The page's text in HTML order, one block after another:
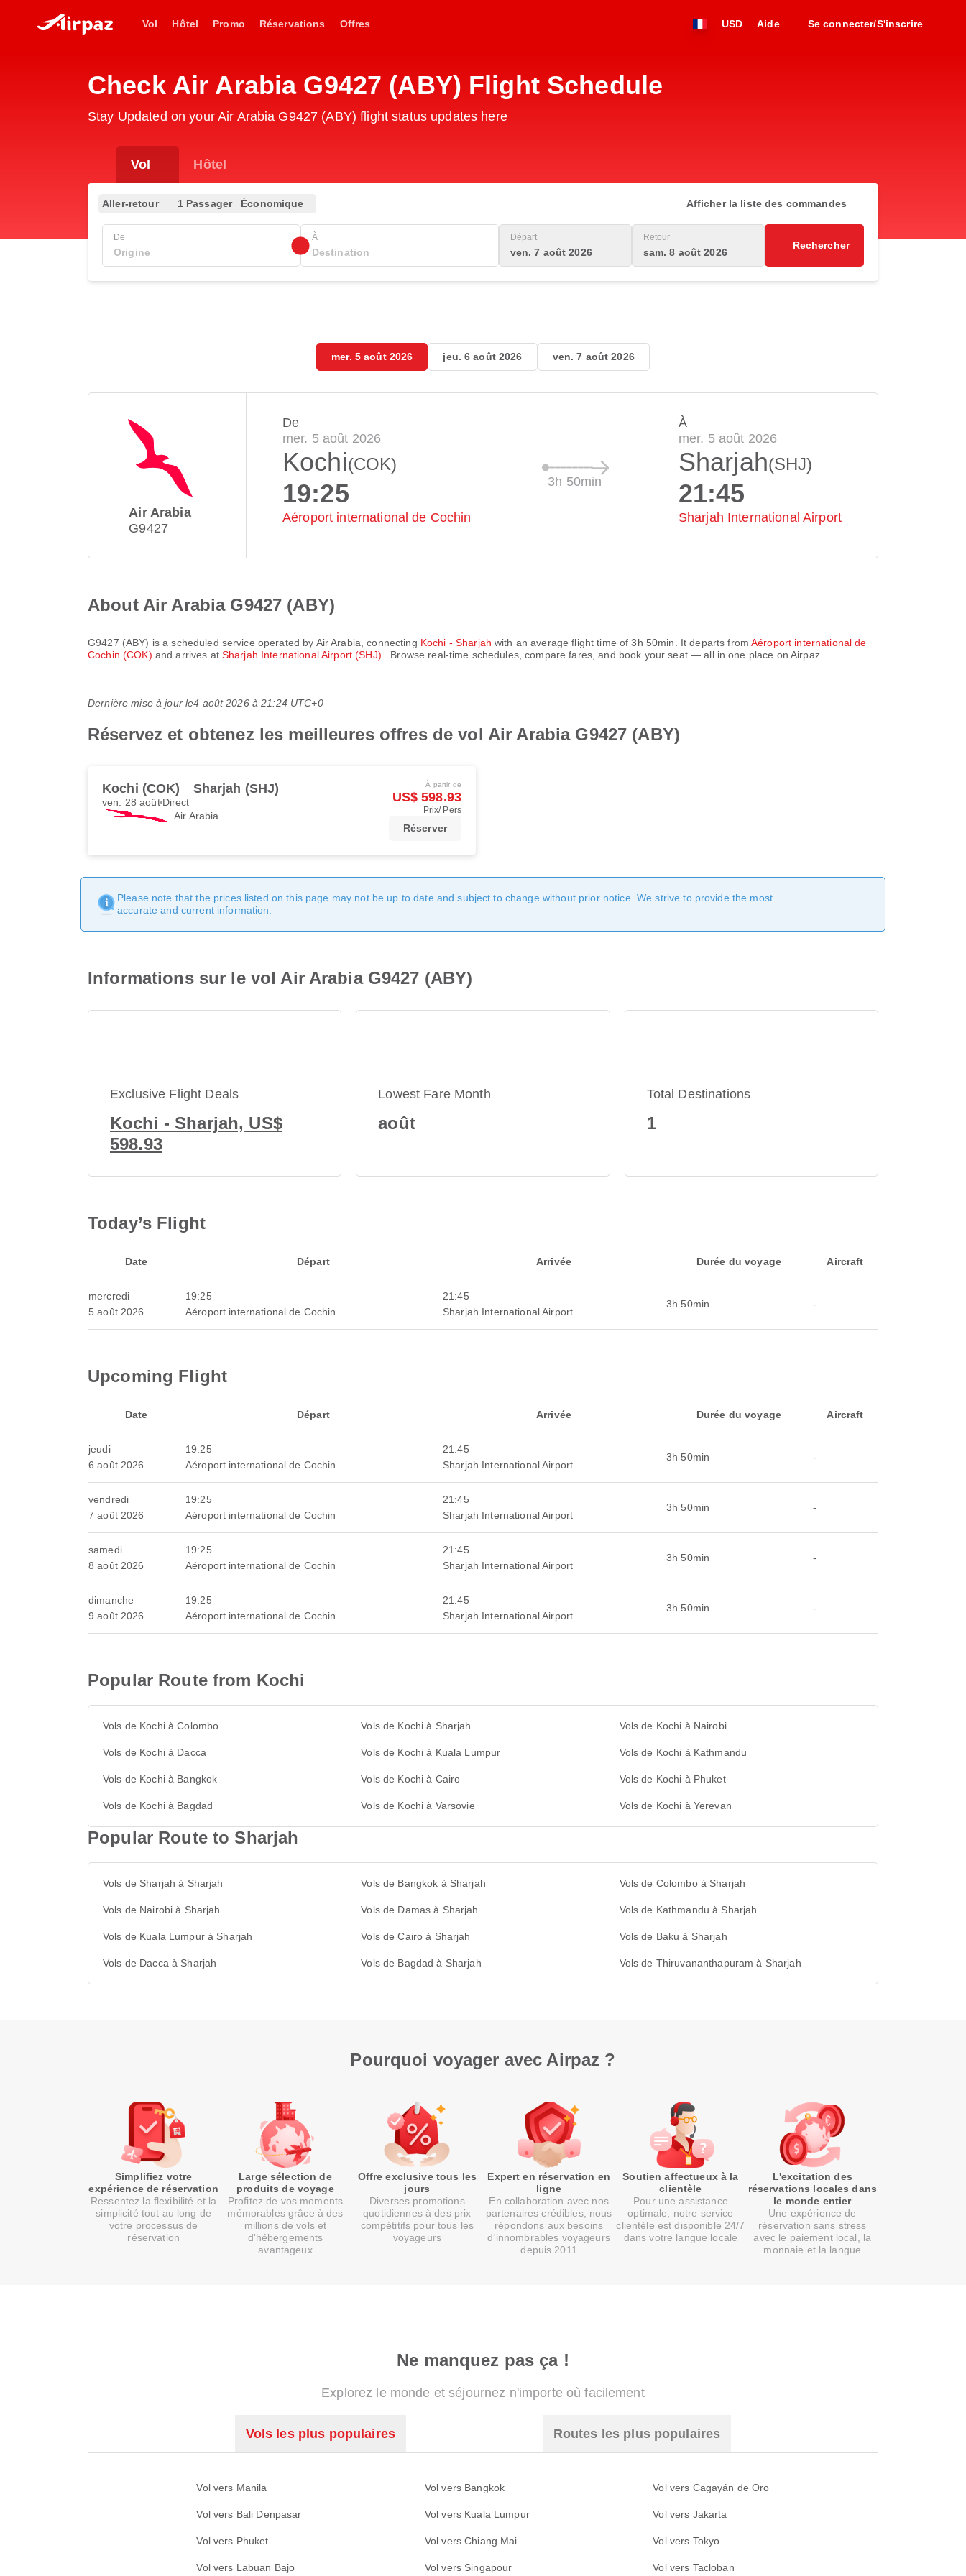
Vol Hôtel Promo Réservations Offres USD Aide Se connecter/S'inscrire
Check Air Arabia G9427 (ABY) Flight Schedule
Stay Updated on your Air Arabia G9427 (ABY) flight status updates here
Vol Hôtel
Aller-retour 1 Passager Économique Afficher la liste des commandes
De À Départ
ven. 7 août 2026
Retour
sam. 8 août 2026
Rechercher
mer. 5 août 2026 jeu. 6 août 2026 ven. 7 août 2026
Air Arabia
G9427
De
mer. 5 août 2026
Kochi(COK)
19:25
Aéroport international de Cochin
3h 50min
À
mer. 5 août 2026
Sharjah(SHJ)
21:45
Sharjah International Airport
About Air Arabia G9427 (ABY)
G9427 (ABY) is a scheduled service operated by Air Arabia , connecting Kochi - Sharjah with an average flight time of3h 50min . It departs fromAéroport international de
Cochin (COK) and arrives at Sharjah International Airport (SHJ) . Browse real-time schedules, compare fares, and book your seat — all in one place on Airpaz.
Dernière mise à jour le4 août 2026 à 21:24 UTC+0
Réservez et obtenez les meilleures offres de vol Air Arabia G9427 (ABY)
Kochi (COK) Sharjah (SHJ)
ven. 28 aoûtDirect
Air Arabia
À partir de
US$ 598.93
Prix/ Pers
Réserver
Please note that the prices listed on this page may not be up to date and subject to change without prior notice. We strive to provide the most
accurate and current information.
Informations sur le vol Air Arabia G9427 (ABY)
Exclusive Flight Deals
Kochi - Sharjah, US$
598.93
Lowest Fare Month
août
Total Destinations
1
Today’s Flight
Date Départ Arrivée Durée du voyage Aircraft
mercredi
5 août 2026
19:25
Aéroport international de Cochin
21:45
Sharjah International Airport
3h 50min -
Upcoming Flight
Date Départ Arrivée Durée du voyage Aircraft
jeudi
6 août 2026
19:25
Aéroport international de Cochin
21:45
Sharjah International Airport
3h 50min -
vendredi
7 août 2026
19:25
Aéroport international de Cochin
21:45
Sharjah International Airport
3h 50min -
samedi
8 août 2026
19:25
Aéroport international de Cochin
21:45
Sharjah International Airport
3h 50min -
dimanche
9 août 2026
19:25
Aéroport international de Cochin
21:45
Sharjah International Airport
3h 50min -
Popular Route from Kochi
Vols de Kochi à Colombo Vols de Kochi à Sharjah Vols de Kochi à Nairobi
Vols de Kochi à Dacca Vols de Kochi à Kuala Lumpur Vols de Kochi à Kathmandu
Vols de Kochi à Bangkok Vols de Kochi à Cairo Vols de Kochi à Phuket
Vols de Kochi à Bagdad Vols de Kochi à Varsovie Vols de Kochi à Yerevan
Popular Route to Sharjah
Vols de Sharjah à Sharjah Vols de Bangkok à Sharjah Vols de Colombo à Sharjah
Vols de Nairobi à Sharjah Vols de Damas à Sharjah Vols de Kathmandu à Sharjah
Vols de Kuala Lumpur à Sharjah Vols de Cairo à Sharjah Vols de Baku à Sharjah
Vols de Dacca à Sharjah Vols de Bagdad à Sharjah Vols de Thiruvananthapuram à Sharjah
Pourquoi voyager avec Airpaz ?
Simplifiez votre
expérience de réservation
Ressentez la flexibilité et la
simplicité tout au long de
votre processus de
réservation
Large sélection de
produits de voyage
Profitez de vos moments
mémorables grâce à des
millions de vols et
d'hébergements
avantageux
Offre exclusive tous les
jours
Diverses promotions
quotidiennes à des prix
compétitifs pour tous les
voyageurs
Expert en réservation en
ligne
En collaboration avec nos
partenaires crédibles, nous
répondons aux besoins
d'innombrables voyageurs
depuis 2011
Soutien affectueux à la
clientèle
Pour une assistance
optimale, notre service
clientèle est disponible 24/7
dans votre langue locale
L'excitation des
réservations locales dans
le monde entier
Une expérience de
réservation sans stress
avec le paiement local, la
monnaie et la langue
Ne manquez pas ça !
Explorez le monde et séjournez n'importe où facilement
Vols les plus populaires Routes les plus populaires
Vol vers Manila Vol vers Bangkok Vol vers Cagayán de Oro
Vol vers Bali Denpasar Vol vers Kuala Lumpur Vol vers Jakarta
Vol vers Phuket Vol vers Chiang Mai Vol vers Tokyo
Vol vers Labuan Bajo Vol vers Singapour Vol vers Tacloban